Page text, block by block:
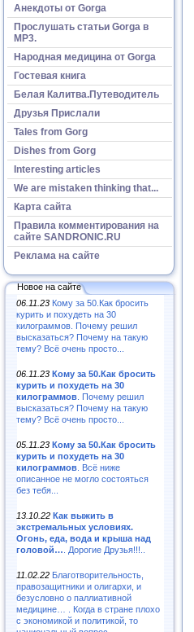
Анекдоты от Gorga
Прослушать статьи Gorga в
МР3.
Народная медицина от Gorga
Гостевая книга
Белая Калитва.Путеводитель
Друзья Прислали
Tales from Gorg
Dishes from Gorg
Interesting articles
We are mistaken thinking that...
Карта сайта
Правила комментирования на
сайте SANDRONIC.RU
Реклама на сайте
Новое на сайте
06.11.23 Кому за 50.Как бросить
курить и похудеть на 30
килограммов. Почему решил
высказаться? Почему на такую
тему? Всё очень просто...
06.11.23 Кому за 50.Как бросить
курить и похудеть на 30
килограммов . Почему решил
высказаться? Почему на такую
тему? Всё очень просто...
05.11.23 Кому за 50.Как бросить
курить и похудеть на 30
килограммов . Всё ниже
описанное не могло состояться
без тебя...
13.10.22 Как выжить в
экстремальных условиях.
Огонь, еда, вода и крыша над
головой… . Дорогие Друзья!!!..
11.02.22 Благотворительность,
правозащитники и олигархи, и
безусловно о паллиативной
медицине… . Когда в стране плохо
с экономикой и политикой, то